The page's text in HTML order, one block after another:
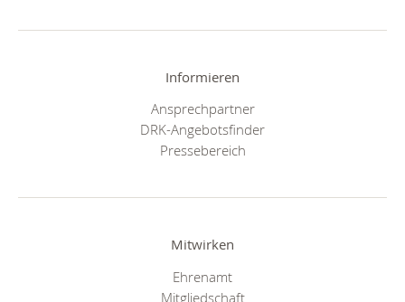
Informieren
Ansprechpartner
DRK-Angebotsfinder
Pressebereich
Mitwirken
Ehrenamt
Mitgliedschaft